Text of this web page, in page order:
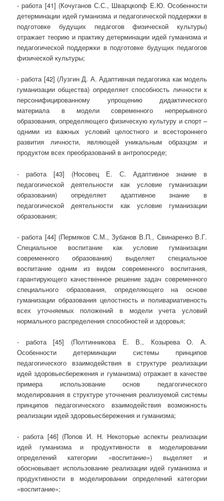
- работа [41] (Кочуганов С.С., Шварцкопф Е.Ю. Особенности
детерминации идей гуманизма и педагогической поддержки в
подготовке будущих педагогов физической культуры)
отражает теорию и практику детерминации идей гуманизма и
педагогической поддержки в подготовке будущих педагогов
физической культуры;
- работа [42] (Лузгин Д. А. Адаптивная педагогика как модель
гуманизации общества) определяет способность личности к
персонифицированному упрощению дидактического
материала в модели современного непрерывного
образования, определяющего физическую культуру и спорт –
одними из важных условий целостного и всестороннего
развития личности, являющей уникальным образцом и
продуктом всех преобразований в антропосреде;
- работа [43] (Носовец Е. С. Адаптивное знание в
педагогической деятельности как условие гуманизации
образования) определяет адаптивное знание в
педагогической деятельности как условие гуманизации
образования;
- работа [44] (Пермяков С.М., Зубанов В.П., Свинаренко В.Г.
Специальное воспитание как условие гуманизации
современного образования) выделяет специальное
воспитание одним из видом современного воспитания,
гарантирующего качественное решение задач современного
специального образования, определяющего на основе
гуманизации образования целостность и поливариативность
всех уточняемых положений в модели учета условий
нормального распределения способностей и здоровья;
- работа [45] (Полтинникова Е. В., Козырева О. А.
Особенности детерминации системы принципов
педагогического взаимодействия в структуре реализации
идей здоровьесбережения и гуманизма) отражает в качестве
примера использование основ педагогического
моделирования в структуре уточнения реализуемой системы
принципов педагогического взаимодействия возможность
реализации идей здоровьесбережения и гуманизма;
- работа [46] (Попов И. Н. Некоторые аспекты реализации
идей гуманизма и продуктивности в моделировании
определений категории «воспитание») выделяет и
обосновывает использование реализации идей гуманизма и
продуктивности в моделировании определений категории
«воспитание»;